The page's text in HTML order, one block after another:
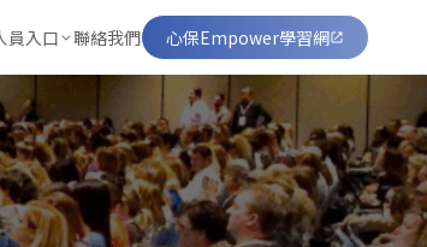
員入口
平台
聯絡我們 心保Empower學習網